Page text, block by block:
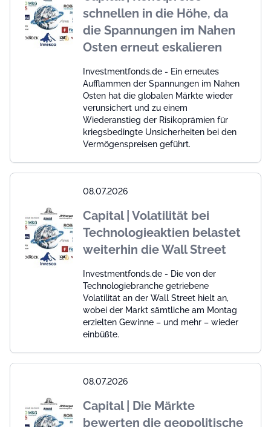
schnellen in die Höhe, da
die Spannungen im Nahen
Osten erneut eskalieren
Investmentfonds.de - Ein erneutes
Aufflammen der Spannungen im Nahen
Osten hat die globalen Märkte wieder
verunsichert und zu einem
Wiederanstieg der Risikoprämien für
kriegsbedingte Unsicherheiten bei den
Vermögenspreisen geführt.
08.07.2026
Capital | Volatilität bei
Technologieaktien belastet
weiterhin die Wall Street
Investmentfonds.de - Die von der
Technologiebranche getriebene
Volatilität an der Wall Street hielt an,
wobei der Markt sämtliche am Montag
erzielten Gewinne – und mehr – wieder
einbüßte.
08.07.2026
Capital | Die Märkte
bewerten die geopolitische